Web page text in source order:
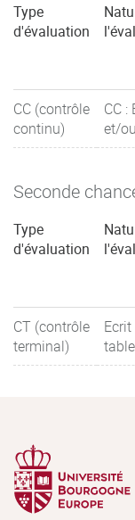
Type
d'évaluation
CC (contrôle
continu)
CC :
et/
Seconde
Type
d'évaluation
CT (contrôle
terminal)
table